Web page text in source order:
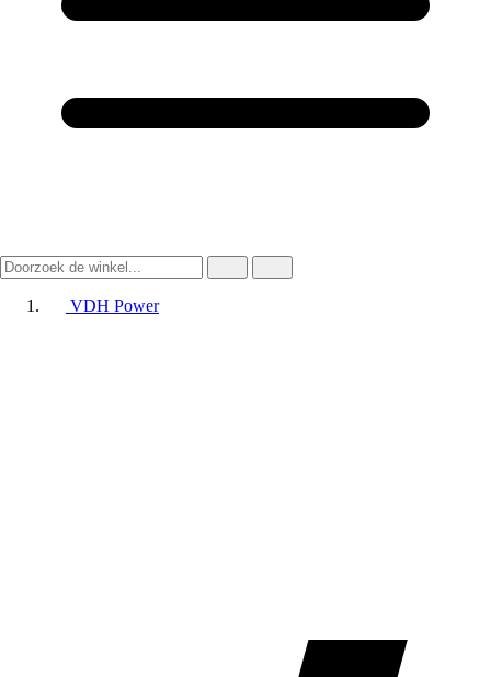
VDH Power